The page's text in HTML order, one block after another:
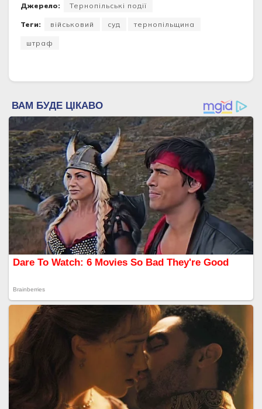
Джерело: Тернопільські події
Теги: військовий суд тернопільщина
штраф